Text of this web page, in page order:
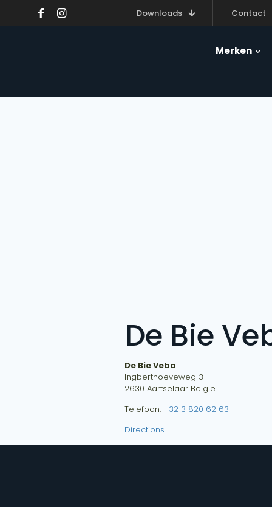
Downloads Contact
Merken
De Bie
De Bie Veba
Ingberthoeveweg 3
2630 Aartselaar België
Telefoon: +32 3 820 62 63
Directions